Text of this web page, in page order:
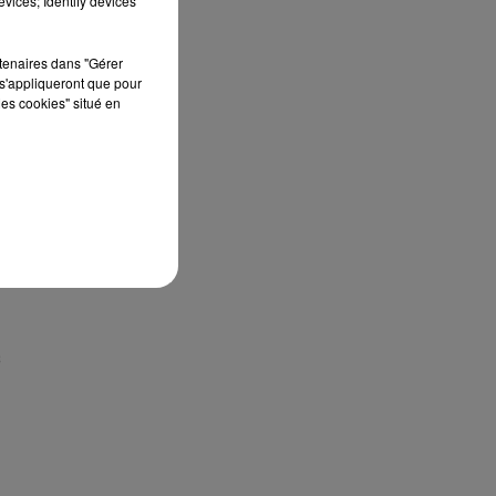
dans "Gérer
que pour
cookies" situé en